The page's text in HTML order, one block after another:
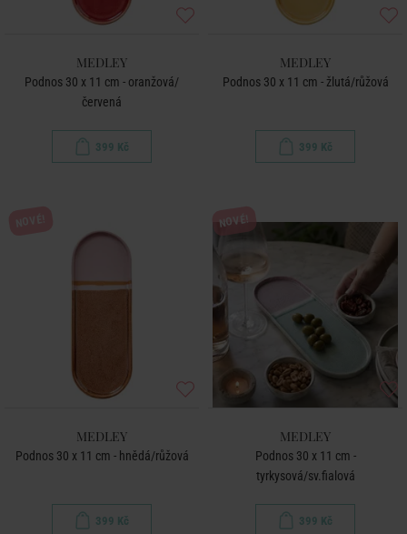
MEDLEY
Podnos 30 x 11 cm - oranžová/
červená
399 Kč
MEDLEY
Podnos 30 x 11 cm - žlutá/růžová
399 Kč
MEDLEY
Podnos 30 x 11 cm - hnědá/růžová
399 Kč
NOVÉ!
MEDLEY
Podnos 30 x 11 cm -
tyrkysová/sv.fialová
399 Kč